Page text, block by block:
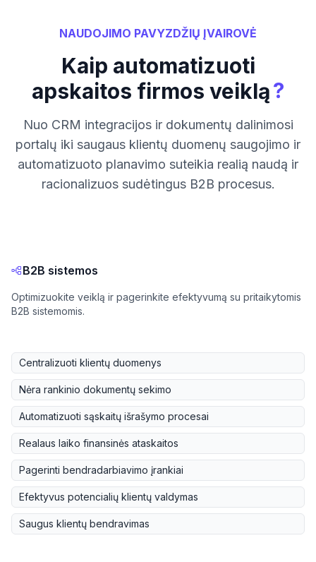
NAUDOJIMO PAVYZDŽIŲ ĮVAIROVĖ
Kaip automatizuoti
apskaitos firmos veiklą?
Nuo CRM integracijos ir dokumentų dalinimosi
portalų iki saugaus klientų duomenų saugojimo ir
automatizuoto planavimo suteikia realią naudą ir
racionalizuos sudėtingus B2B procesus.
B2B sistemos
Optimizuokite veiklą ir pagerinkite efektyvumą su pritaikytomis
B2B sistemomis.
Centralizuoti klientų duomenys
Nėra rankinio dokumentų sekimo
Automatizuoti sąskaitų išrašymo procesai
Realaus laiko finansinės ataskaitos
Pagerinti bendradarbiavimo įrankiai
Efektyvus potencialių klientų valdymas
Saugus klientų bendravimas